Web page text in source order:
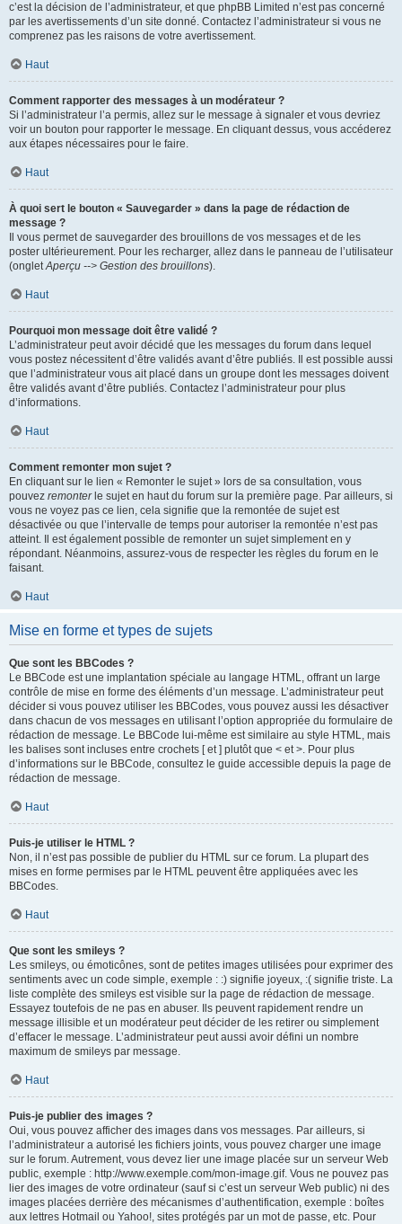
c’est la décision de l’administrateur, et que phpBB Limited n’est pas concerné
par les avertissements d’un site donné. Contactez l’administrateur si vous ne
comprenez pas les raisons de votre avertissement.
Haut
Comment rapporter des messages à un modérateur ?
Si l’administrateur l’a permis, allez sur le message à signaler et vous devriez
voir un bouton pour rapporter le message. En cliquant dessus, vous accéderez
aux étapes nécessaires pour le faire.
Haut
À quoi sert le bouton « Sauvegarder » dans la page de rédaction de
message ?
Il vous permet de sauvegarder des brouillons de vos messages et de les
poster ultérieurement. Pour les recharger, allez dans le panneau de l’utilisateur
(ongletAperçu --> Gestion des brouillons).
Haut
Pourquoi mon message doit être validé ?
L’administrateur peut avoir décidé que les messages du forum dans lequel
vous postez nécessitent d’être validés avant d’être publiés. Il est possible aussi
que l’administrateur vous ait placé dans un groupe dont les messages doivent
être validés avant d’être publiés. Contactez l’administrateur pour plus
d’informations.
Haut
Comment remonter mon sujet ?
En cliquant sur le lien « Remonter le sujet » lors de sa consultation, vous
pouvez remonterle sujet en haut du forum sur la première page. Par ailleurs, si
vous ne voyez pas ce lien, cela signifie que la remontée de sujet est
désactivée ou que l’intervalle de temps pour autoriser la remontée n’est pas
atteint. Il est également possible de remonter un sujet simplement en y
répondant. Néanmoins, assurez-vous de respecter les règles du forum en le
faisant.
Haut
Mise en forme et types de sujets
Que sont les BBCodes ?
Le BBCode est une implantation spéciale au langage HTML, offrant un large
contrôle de mise en forme des éléments d’un message. L’administrateur peut
décider si vous pouvez utiliser les BBCodes, vous pouvez aussi les désactiver
dans chacun de vos messages en utilisant l’option appropriée du formulaire de
rédaction de message. Le BBCode lui-même est similaire au style HTML, mais
les balises sont incluses entre crochets [ et ] plutôt que < et >. Pour plus
d’informations sur le BBCode, consultez le guide accessible depuis la page de
rédaction de message.
Haut
Puis-je utiliser le HTML ?
Non, il n’est pas possible de publier du HTML sur ce forum. La plupart des
mises en forme permises par le HTML peuvent être appliquées avec les
BBCodes.
Haut
Que sont les smileys ?
Les smileys, ou émoticônes, sont de petites images utilisées pour exprimer des
sentiments avec un code simple, exemple : :) signifie joyeux, :( signifie triste. La
liste complète des smileys est visible sur la page de rédaction de message.
Essayez toutefois de ne pas en abuser. Ils peuvent rapidement rendre un
message illisible et un modérateur peut décider de les retirer ou simplement
d’effacer le message. L’administrateur peut aussi avoir défini un nombre
maximum de smileys par message.
Haut
Puis-je publier des images ?
Oui, vous pouvez afficher des images dans vos messages. Par ailleurs, si
l’administrateur a autorisé les fichiers joints, vous pouvez charger une image
sur le forum. Autrement, vous devez lier une image placée sur un serveur Web
public, exemple : http://www.exemple.com/mon-image.gif. Vous ne pouvez pas
lier des images de votre ordinateur (sauf si c’est un serveur Web public) ni des
images placées derrière des mécanismes d’authentification, exemple : boîtes
aux lettres Hotmail ou Yahoo!, sites protégés par un mot de passe, etc. Pour